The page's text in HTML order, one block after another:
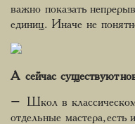
важно показать
единиц. Иначе не
А сейчас существуют
– Школ в классическом
отдельные мастера,